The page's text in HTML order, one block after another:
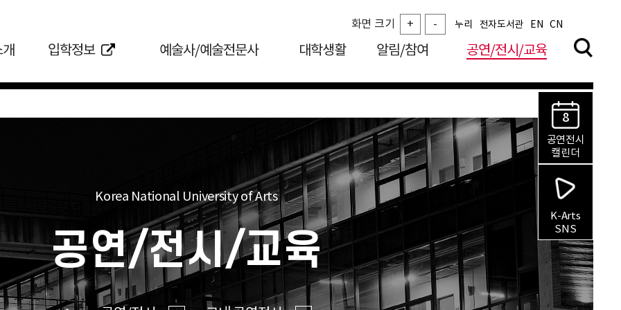
8
공연전시
캘린더
K-Arts
SNS
입학정보 예술사/예술전문사 대학생활 알림/참여 공연/전시/교육
화면 크기 + - 누리 전자도서관 EN CN
Korea National University of Arts
공연/전시/교육